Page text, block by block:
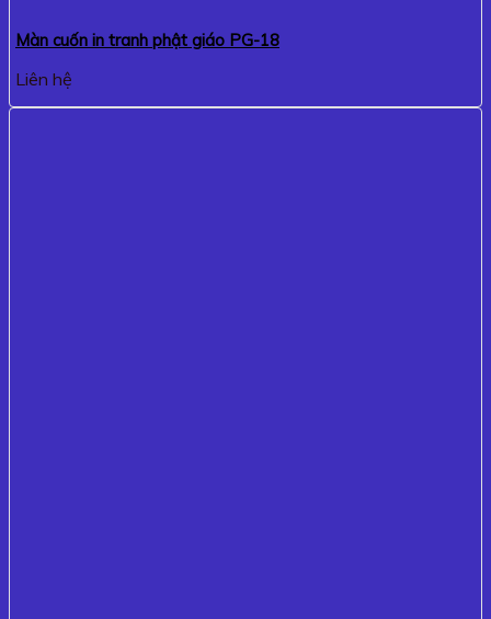
Màn cuốn in tranh phật giáo PG-18
Liên hệ